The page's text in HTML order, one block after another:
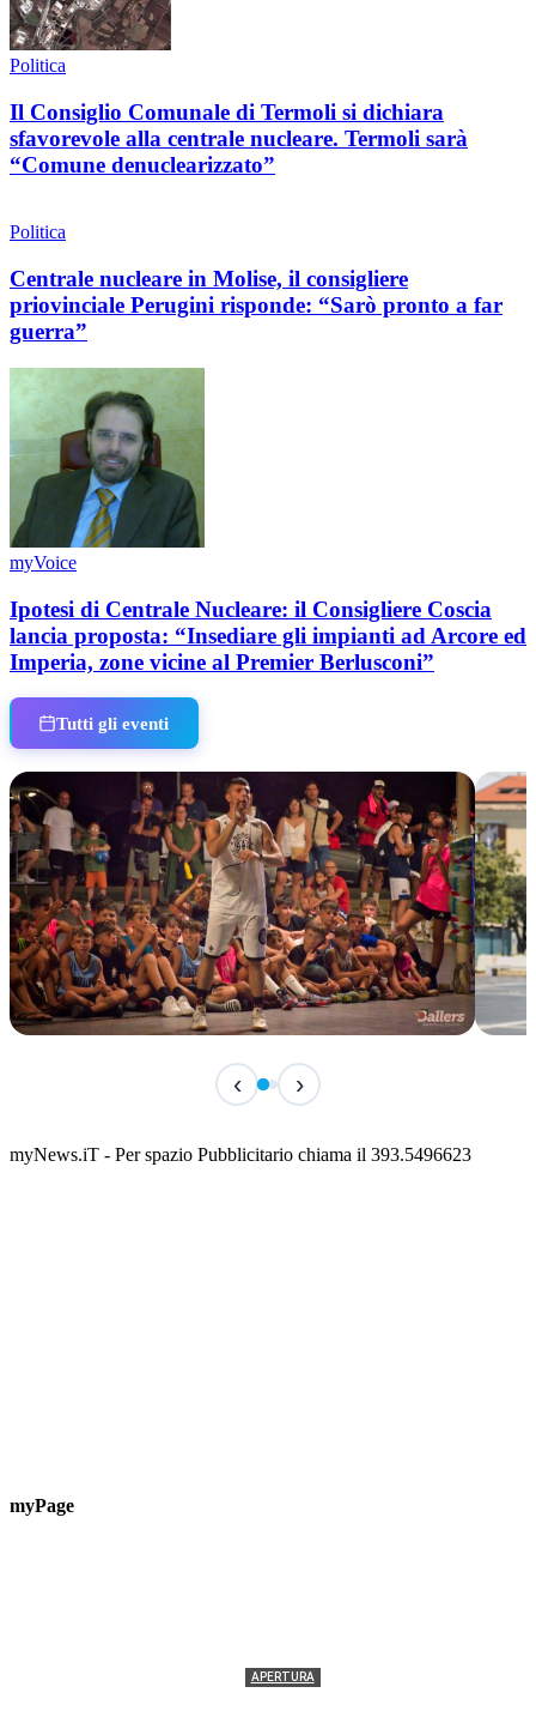
Politica
Il Consiglio Comunale di Termoli si dichiara
sfavorevole alla centrale nucleare. Termoli sarà
“Comune denuclearizzato”
Politica
Centrale nucleare in Molise, il consigliere
priovinciale Perugini risponde: “Sarò pronto a far
guerra”
myVoice
Ipotesi di Centrale Nucleare: il Consigliere Coscia
lancia proposta: “Insediare gli impianti ad Arcore ed
Imperia, zone vicine al Premier Berlusconi”
Tutti gli eventi
Classic Contest 3vs3 Memorial Michele
📅 6 Agosto 2026 · 09:00 · 📍 Lungomare C. Colombo
‹ ›
myNews.iT - Per spazio Pubblicitario chiama il 393.5496623
myPage
APERTURA